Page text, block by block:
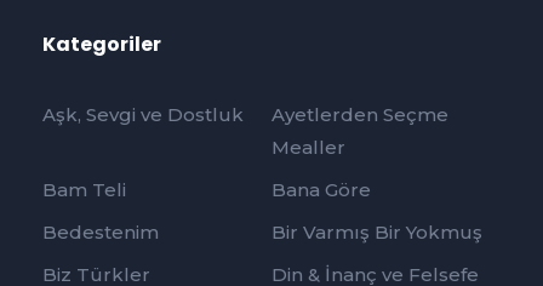
Kategoriler
Aşk, Sevgi ve Dostluk
Ayetlerden Seçme
Mealler
Bam Teli
Bana Göre
Bedestenim
Bir Varmış Bir Yokmuş
Biz Türkler
Din & İnanç ve Felsefe